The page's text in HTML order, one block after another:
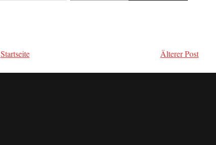
Älterer Post
Startseite